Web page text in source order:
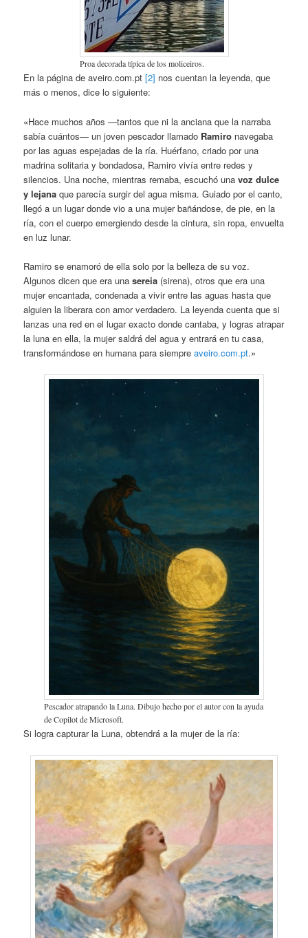
Proa decorada típica de los moliceiros.
En la página de aveiro.com.pt[2] nos cuentan la leyenda, que
más o menos, dice lo siguiente:
«Hace muchos años —tantos que ni la anciana que la narraba
sabía cuántos— un joven pescador llamado Ramiro navegaba
por las aguas espejadas de la ría. Huérfano, criado por una
madrina solitaria y bondadosa, Ramiro vivía entre redes y
silencios. Una noche, mientras remaba, escuchó unavoz dulce
y lejana que parecía surgir del agua misma. Guiado por el canto,
llegó a un lugar donde vio a una mujer bañándose, de pie, en la
ría, con el cuerpo emergiendo desde la cintura, sin ropa, envuelta
en luz lunar.
Ramiro se enamoró de ella solo por la belleza de su voz.
Algunos dicen que era unasereia (sirena), otros que era una
mujer encantada, condenada a vivir entre las aguas hasta que
alguien la liberara con amor verdadero. La leyenda cuenta que si
lanzas una red en el lugar exacto donde cantaba, y logras atrapar
la luna en ella, la mujer saldrá del agua y entrará en tu casa,
transformándose en humana para siempreaveiro.com.pt.»
Pescador atrapando la Luna. Dibujo hecho por el autor con la ayuda
de Copilot de Microsoft.
Si logra capturar la Luna, obtendrá a la mujer de la ría: